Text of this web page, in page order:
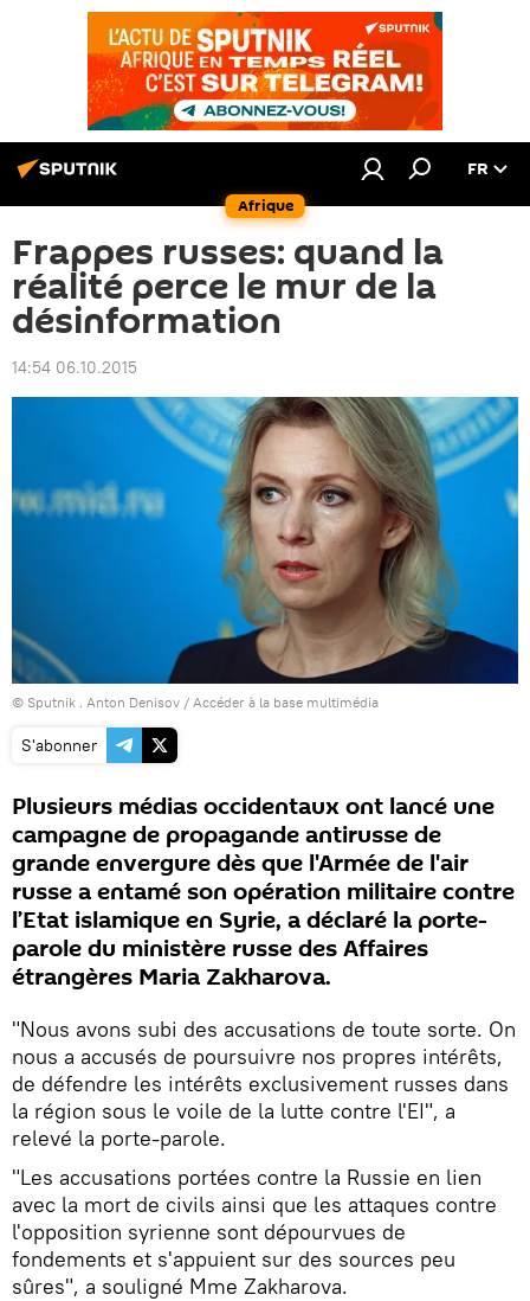
Afrique
FR
Frappes russes: quand la
réalité perce le mur de la
désinformation
14:54 06.10.2015
© Sputnik . Anton Denisov / Accéder à la base multimédia
S'abonner
Plusieurs médias occidentaux ont lancé une
campagne de propagande antirusse de
grande envergure dès que l'Armée de l'air
russe a entamé son opération militaire contre
l’Etat islamique en Syrie, a déclaré la porte-
parole du ministère russe des Affaires
étrangères Maria Zakharova.
"Nous avons subi des accusations de toute sorte. On
nous a accusés de poursuivre nos propres intérêts,
de défendre les intérêts exclusivement russes dans
la région sous le voile de la lutte contre l'EI", a
relevé la porte-parole.
"Les accusations portées contre la Russie en lien
avec la mort de civils ainsi que les attaques contre
l'opposition syrienne sont dépourvues de
fondements et s'appuient sur des sources peu
sûres", a souligné Mme Zakharova.